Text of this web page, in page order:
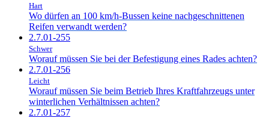
Hart
Wo dürfen an 100 km/h-Bussen keine nachgeschnittenen
Reifen verwandt werden?
2.7.01-255
Schwer
Worauf müssen Sie bei der Befestigung eines Rades achten?
2.7.01-256
Leicht
Worauf müssen Sie beim Betrieb Ihres Kraftfahrzeugs unter
winterlichen Verhältnissen achten?
2.7.01-257